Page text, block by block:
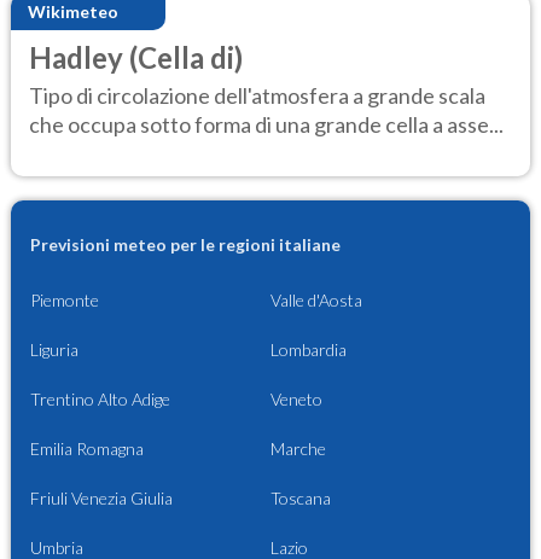
Wikimeteo
Hadley (Cella di)
Tipo di circolazione dell'atmosfera a grande scala
che occupa sotto forma di una grande cella a asse...
Previsioni meteo per le regioni italiane
Piemonte Valle d'Aosta
Liguria Lombardia
Trentino Alto Adige Veneto
Emilia Romagna Marche
Friuli Venezia Giulia Toscana
Umbria Lazio